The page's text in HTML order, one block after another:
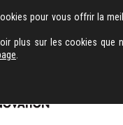
pour vous offrir la
plus sur les cookies que
cookies GDPR